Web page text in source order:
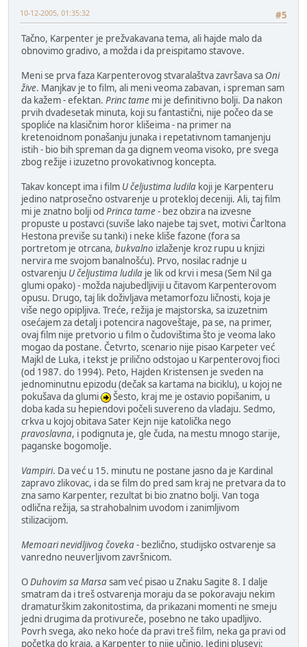
#5
10-12-2005, 01:35:32
Tačno, Karpenter je prežvakavana tema, ali hajde malo da
obnovimo gradivo, a možda i da preispitamo stavove.
Meni se prva faza Karpenterovog stvaralaštva završava sa Oni
žive. Manjkav je to film, ali meni veoma zabavan, i spreman sam
da kažem - efektan. Princ tame mi je definitivno bolji. Da nakon
prvih dvadesetak minuta, koji su fantastični, nije počeo da se
spopliće na klasičnim horor klišeima - na primer na
kretenoidnom ponašanju junaka i repetativnom tamanjenju
istih - bio bih spreman da ga dignem veoma visoko, pre svega
zbog režije i izuzetno provokativnog koncepta.
Takav koncept ima i film U čeljustima ludila koji je Karpenteru
jedino natprosečno ostvarenje u protekloj deceniji. Ali, taj film
mi je znatno bolji od Princa tame- bez obzira na izvesne
propuste u postavci (suviše lako najebe taj svet, motivi Čarltona
Hestona previše su tanki) i neke kliše fazone (fora sa
portretom je otrcana, bukvalno izlaženje kroz rupu u knjizi
nervira me svojom banalnošću). Prvo, nosilac radnje u
ostvarenju U čeljustima ludila je lik od krvi i mesa (Sem Nil ga
glumi opako) - možda najubedljiviji u čitavom Karpenterovom
opusu. Drugo, taj lik doživljava metamorfozu ličnosti, koja je
više nego opipljiva. Treće, režija je majstorska, sa izuzetnim
osećajem za detalj i potencira nagoveštaje, pa se, na primer,
ovaj film nije pretvorio u film o čudovištima što je veoma lako
mogao da postane. Četvrto, scenario nije pisao Karpeter već
Majkl de Luka, i tekst je prilično odstojao u Karpenterovoj fioci
(od 1987. do 1994). Peto, Hajden Kristensen je sveden na
jednominutnu epizodu (dečak sa kartama na biciklu), u kojoj ne
pokušava da glumi
Šesto, kraj me je ostavio popišanim, u
doba kada su hepiendovi počeli suvereno da vladaju. Sedmo,
crkva u kojoj obitava Sater Kejn nije katolička nego
pravoslavna, i podignuta je, gle čuda, na mestu mnogo starije,
paganske bogomolje.
Vampiri. Da već u 15. minutu ne postane jasno da je Kardinal
zapravo zlikovac, i da se film do pred sam kraj ne pretvara da to
zna samo Karpenter, rezultat bi bio znatno bolji. Van toga
odlična režija, sa strahobalnim uvodom i zanimljivom
stilizacijom.
Memoari nevidljivog čoveka- bezlično, studijsko ostvarenje sa
vanredno neuverljivom završnicom.
ODuhovim sa Marsasam već pisao u Znaku Sagite 8. I dalje
smatram da i treš ostvarenja moraju da se pokoravaju nekim
dramaturškim zakonitostima, da prikazani momenti ne smeju
jedni drugima da protivureče, posebno ne tako upadljivo.
Povrh svega, ako neko hoće da pravi treš film, neka ga pravi od
početka do kraja, a Karpenter to nije učinio. Jedini plusevi: